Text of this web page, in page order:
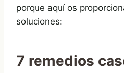
porque aquí os
soluciones:
7 remedios